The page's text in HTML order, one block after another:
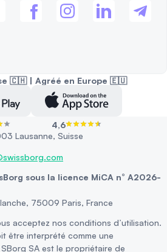
🇨🇭 | Agréé en Europe 🇪🇺
4,6
Lausanne, Suisse
sous la licence MiCA n° A2026-
75009 Paris, France
acceptez nos conditions d’utilisation.
être interprété comme une
SA est le propriétaire de